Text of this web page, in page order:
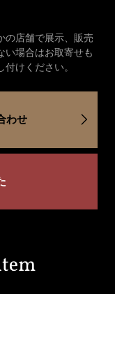
の店舗で展示、販売
い場合はお取寄せも
けください。
わせ